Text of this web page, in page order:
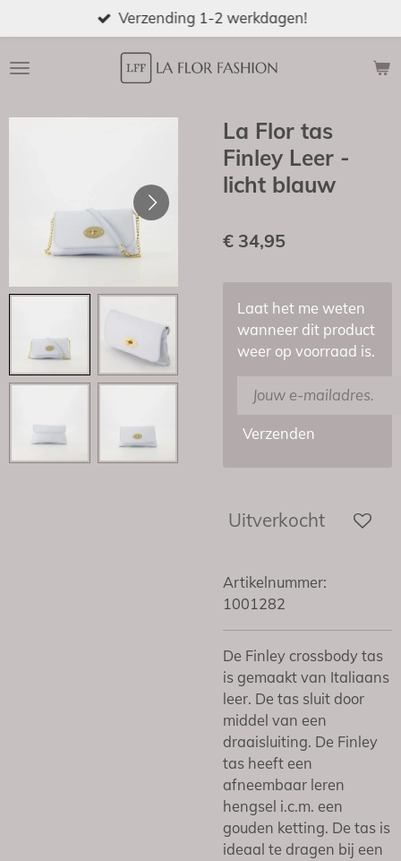
direct
naar
Verzending 1-2 werkdagen!
La Flor tas
Finley Leer -
licht blauw
€ 34,95
Laat het me weten
wanneer dit product
weer op voorraad is.
Verzenden
Uitverkocht
Artikelnummer:
1001282
De Finley crossbody tas
is gemaakt van Italiaans
leer. De tas sluit door
middel van een
draaisluiting. De Finley
tas heeft een
afneembaar leren
hengsel i.c.m. een
gouden ketting. De tas is
ideaal te dragen bij een